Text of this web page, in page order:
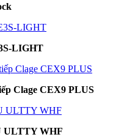
LIGHT
Clage CEX9 PLUS
ULTTY WHF